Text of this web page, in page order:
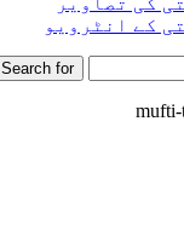
کے انٹرویو
Search for
mufti-